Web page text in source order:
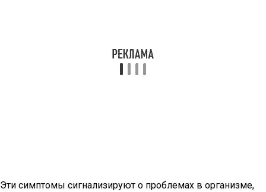
Эти симптомы сигнализируют о проблемах в организме,